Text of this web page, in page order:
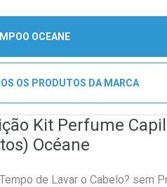
OCEANE
OS PRODUTOS DA MARCA
Kit Perfume
Océane
de Lavar o Cabelo? sem